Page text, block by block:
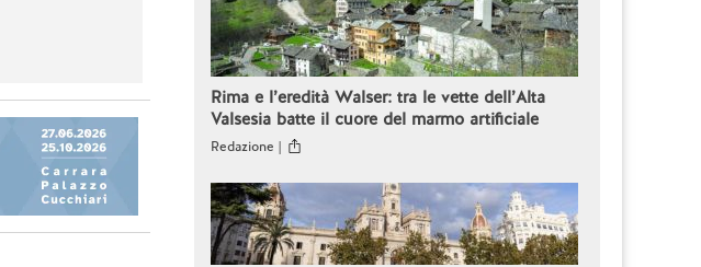
Rima e l’eredità Walser: tra le vette dell’Alta
Valsesia batte il cuore del marmo artificiale
Redazione |